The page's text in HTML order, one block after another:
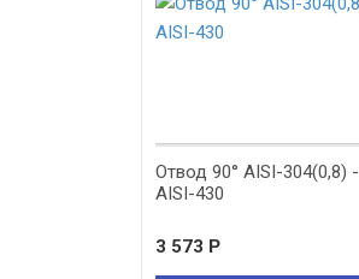
Отвод 90° AISI-304(0,8) -
AISI-430
3 573 Р